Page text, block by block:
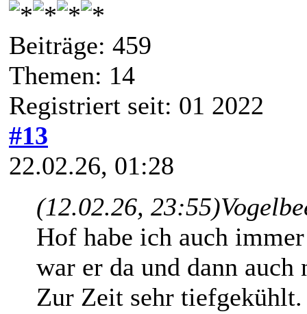
Beiträge: 459
Themen: 14
Registriert seit: 01 2022
#13
22.02.26, 01:28
(12.02.26, 23:55)
Hof habe ich auch
war er da und dann
Zur Zeit sehr tiefgekühlt.